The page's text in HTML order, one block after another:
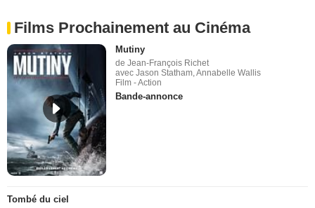
Films Prochainement au Cinéma
Mutiny
de Jean-François Richet
avec Jason Statham, Annabelle Wallis
Film - Action
Bande-annonce
Tombé du ciel